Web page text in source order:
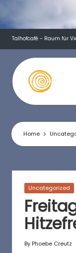
Skip
Talhofcafé - Raum für
T
a
l
h
o
f
c
a
f
Home
Posted
Uncategorized
Posted
ByPhoebe Creutz